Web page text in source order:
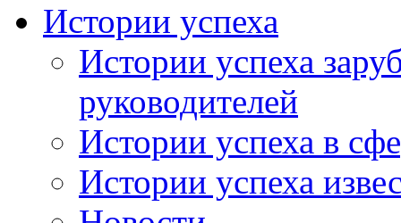
Истории успеха
Истории успеха
руководителей
Истории успеха в
Истории успеха